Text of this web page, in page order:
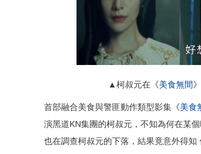
▲柯叔元在《美食無間
首部融合美食與警匪動作類型影集《美食
演黑道KN集團的柯叔元，不知為何在某
也在調查柯叔元的下落，結果竟意外得知